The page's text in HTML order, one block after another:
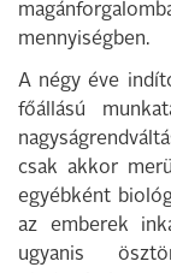
mennyiségben.
A négy éve
főállású
csak akkor
egyébként
az emberek
ugyanis